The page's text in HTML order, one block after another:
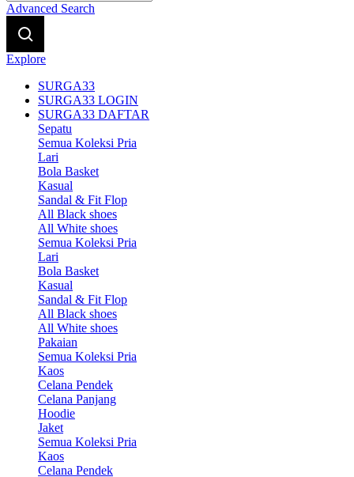
Advanced Search
Explore
SURGA33
SURGA33 LOGIN
SURGA33 DAFTAR
Sepatu
Semua Koleksi Pria
Lari
Bola Basket
Kasual
Sandal & Fit Flop
All Black shoes
All White shoes
Semua Koleksi Pria
Lari
Bola Basket
Kasual
Sandal & Fit Flop
All Black shoes
All White shoes
Pakaian
Semua Koleksi Pria
Kaos
Celana Pendek
Celana Panjang
Hoodie
Jaket
Semua Koleksi Pria
Kaos
Celana Pendek